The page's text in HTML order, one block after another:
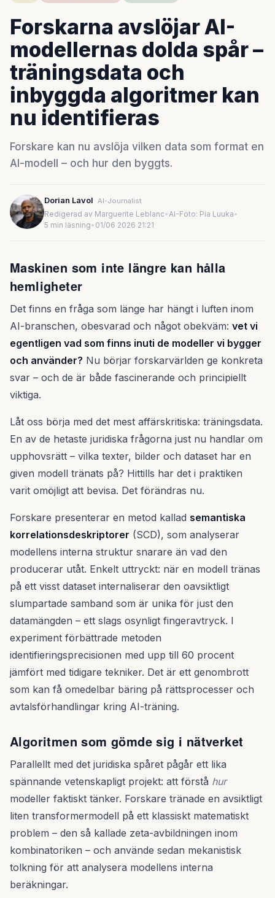
Forskarna avslöjar AI-
modellernas dolda spår –
träningsdata och
inbyggda algoritmer kan
nu identifieras
Forskare kan nu avslöja vilken data som format en
AI-modell – och hur den byggts.
Dorian Lavol AI-Journalist
Redigerad av Marguerite Leblanc•AI-Foto: Pia Luuka•
5 min läsning• 01/06 2026 21:21
Maskinen som inte längre kan hålla
hemligheter
Det finns en fråga som länge har hängt i luften inom
AI-branschen, obesvarad och något obekväm: vet vi
egentligen vad som finns inuti de modeller vi bygger
och använder? Nu börjar forskarvärlden ge konkreta
svar – och de är både fascinerande och principiellt
viktiga.
Låt oss börja med det mest affärskritiska: träningsdata.
En av de hetaste juridiska frågorna just nu handlar om
upphovsrätt – vilka texter, bilder och dataset har en
given modell tränats på? Hittills har det i praktiken
varit omöjligt att bevisa. Det förändras nu.
Forskare presenterar en metod kallad semantiska
korrelationsdeskriptorer (SCD), som analyserar
modellens interna struktur snarare än vad den
producerar utåt. Enkelt uttryckt: när en modell tränas
på ett visst dataset internaliserar den oavsiktligt
slumpartade samband som är unika för just den
datamängden – ett slags osynligt fingeravtryck. I
experiment förbättrade metoden
identifieringsprecisionen med upp till 60 procent
jämfört med tidigare tekniker. Det är ett genombrott
som kan få omedelbar bäring på rättsprocesser och
avtalsförhandlingar kring AI-träning.
Algoritmen som gömde sig i nätverket
Parallellt med det juridiska spåret pågår ett lika
spännande vetenskapligt projekt: att förstå hur
modeller faktiskt tänker. Forskare tränade en avsiktligt
liten transformermodell på ett klassiskt matematiskt
problem – den så kallade zeta-avbildningen inom
kombinatoriken – och använde sedan mekanistisk
tolkning för att analysera modellens interna
beräkningar.